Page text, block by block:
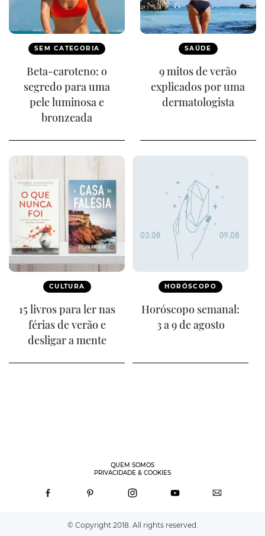
SEM CATEGORIA
Beta-caroteno: o
segredo para uma
pele luminosa e
bronzeada
SAÚDE
9 mitos de verão
explicados por uma
dermatologista
CULTURA
15 livros para ler nas
férias de verão e
desligar a mente
HORÓSCOPO
Horóscopo semanal:
3 a 9 de agosto
QUEM SOMOS
PRIVACIDADE & COOKIES
© Copyright 2018. All rights reserved.